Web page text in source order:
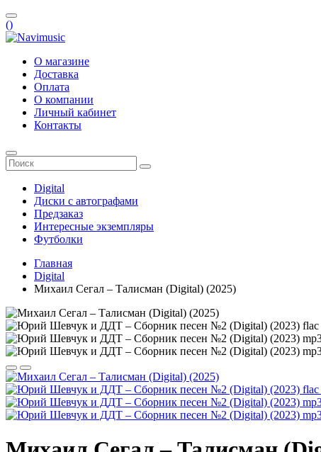
()
О магазине
Доставка
Оплата
О компании
Личный кабинет
Контакты
Digital
Диски с автографами
Предзаказ
Интересные экземпляры
Футболки
Главная
Digital
Михаил Сегал – Талисман (Digital) (2025)